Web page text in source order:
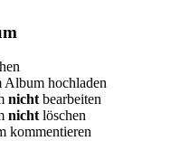
Album hochladen
nicht bearbeiten
nicht löschen
kommentieren